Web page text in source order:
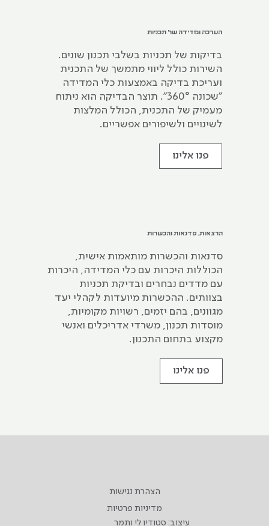
הערכה ומדידה של תכניות
בדיקות של תכניות בשלבי תכנון שונים.
השירות כולל ליווי מתמשך של התכנית
ועריכת בדיקה באמצעות כלי המדידה
"שכונה 360°". תוצר הבדיקה הוא ניתוח
מעמיק של התכנית, הכולל המלצות
לשינויים ולשיפורים אפשריים.
פנו אלינו
הרצאות, סדנאות והכשרות
סדנאות והכשרות מותאמות אישית,
הכוללות היכרות עם כלי המדידה, היכרות
עם מדדים נבחרים ובדיקת תכניות
בצוותים. ההכשרות מיועדות לקהלי יעד
מגוונים, בהם יזמים, רשויות מקומיות,
מוסדות תכנון, משרדי אדריכלים ואנשי
מקצוע בתחום התכנון.
פנו אלינו
הצהרת נגישות
מדיניות פרטיות
עיצוב: סטודיו לי ותמר